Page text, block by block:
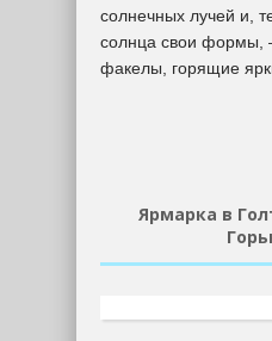
солнечных лучей и,
солнца свои формы,
факелы, горящие
Ярмарка в